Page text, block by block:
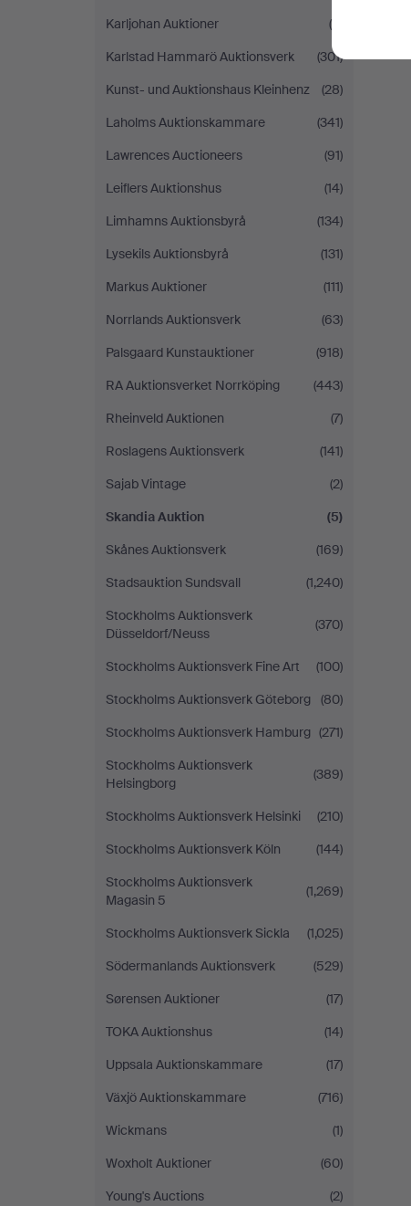
Karljohan Auktioner
(9)
Karlstad Hammarö Auktionsverk
(301)
Kunst- und Auktionshaus Kleinhenz
(28)
Laholms Auktionskammare
(341)
Lawrences Auctioneers
(91)
Leiflers Auktionshus
(14)
Limhamns Auktionsbyrå
(134)
Lysekils Auktionsbyrå
(131)
Markus Auktioner
(111)
Norrlands Auktionsverk
(63)
Palsgaard Kunstauktioner
(918)
RA Auktionsverket Norrköping
(443)
Rheinveld Auktionen
(7)
Roslagens Auktionsverk
(141)
Sajab Vintage
(2)
Skandia Auktion
(5)
Skånes Auktionsverk
(169)
Stadsauktion Sundsvall
(1,240)
Stockholms Auktionsverk
Düsseldorf/Neuss
(370)
Stockholms Auktionsverk Fine Art
(100)
Stockholms Auktionsverk Göteborg
(80)
Stockholms Auktionsverk Hamburg (271)
Stockholms Auktionsverk
Helsingborg
(389)
Stockholms Auktionsverk Helsinki
(210)
Stockholms Auktionsverk Köln
(144)
Stockholms Auktionsverk
Magasin 5
(1,269)
Stockholms Auktionsverk Sickla
(1,025)
Södermanlands Auktionsverk
(529)
Sørensen Auktioner
(17)
TOKA Auktionshus
(14)
Uppsala Auktionskammare
(17)
Växjö Auktionskammare
(716)
Wickmans
(1)
Woxholt Auktioner
(60)
Young's Auctions
(2)